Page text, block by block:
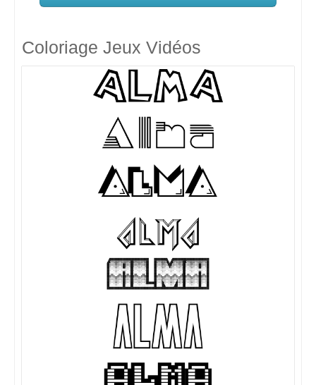
Coloriage Jeux Vidéos